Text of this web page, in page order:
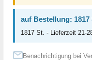
auf Bestellung: 1817
1817 St. - Lieferzeit 21-
Benachrichtigung bei